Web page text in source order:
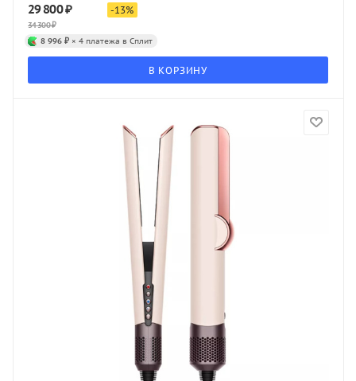
29 800₽
34 300₽
-13%
8 996 ₽ × 4 платежа в Сплит
В КОРЗИНУ